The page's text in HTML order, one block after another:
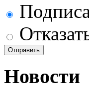
Новости